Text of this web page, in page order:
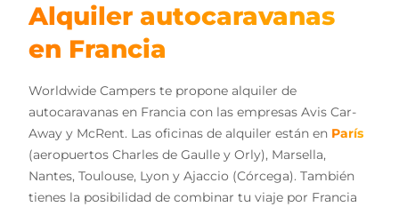
Alquiler autocaravanas
en Francia
Worldwide Campers te propone alquiler de
autocaravanas en Francia con las empresas Avis Car-
Away y McRent. Las oficinas de alquiler están en París
(aeropuertos Charles de Gaulle y Orly), Marsella,
Nantes, Toulouse, Lyon y Ajaccio (Córcega). También
tienes la posibilidad de combinar tu viaje por Francia